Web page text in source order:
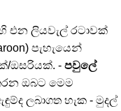
එන ලියවැල් රටාවක්
පැහැයෙන්
ඔසරියක්. - පවුලේ
ඔබට මෙම
ලබාගත හැක - මුදල්